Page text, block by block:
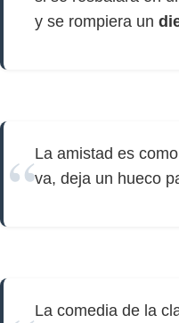
y se rompiera un
La amistad es
va, deja un hueco
La comedia de la